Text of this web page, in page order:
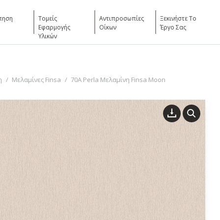
Τομείς
Εφαρμογής
Υλικών
Αντιπροσωπίες
Οίκων
Ξεκινήστε Το
Έργο Σας
Μελαμίνες Finsa 70A Perla Μελαμίνη Finsa Moon